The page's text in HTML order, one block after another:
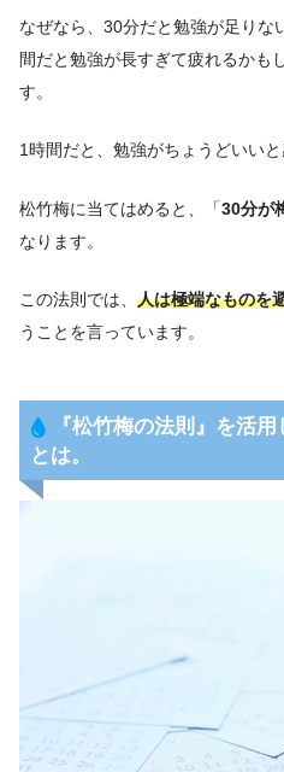
なぜなら、30分だと勉強が足りな
間だと勉強が長すぎて疲れるかも
す。
1時間だと、勉強がちょうどいいと
松竹梅に当てはめると、「30分が
なります。
この法則では、 人は極端なものを
うことを言っています。
『松竹梅の法則 』 を活用
とは。